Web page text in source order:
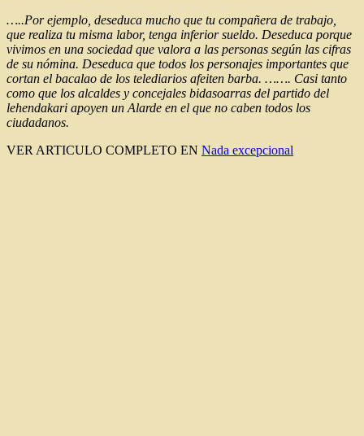
…..Por ejemplo, deseduca mucho que tu compañera de trabajo,
que realiza tu misma labor, tenga inferior sueldo. Deseduca porque
vivimos en una sociedad que valora a las personas según las cifras
de su nómina. Deseduca que todos los personajes importantes que
cortan el bacalao de los telediarios afeiten barba. ……. Casi tanto
como que los alcaldes y concejales bidasoarras del partido del
lehendakari apoyen un Alarde en el que no caben todos los
ciudadanos.
VER ARTICULO COMPLETO EN Nada excepcional